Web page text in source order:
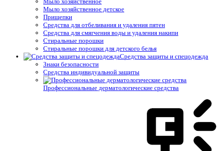
Мыло хозяйственное детское
Прищепки
Средства для отбеливания и удаления пятен
Средства для смягчения воды и удаления накипи
Стиральные порошки
Стиральные порошки для детского белья
Средства защиты и спецодежда
Знаки безопасности
Средства индивидуальной защиты
Профессиональные дерматологические средства